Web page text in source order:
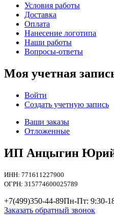
Условия работы
Доставка
Оплата
Нанесение логотипа
Наши работы
Вопросы-ответы
Моя учетная
Войти
Создать учетную запись
Ваши заказы
Отложенные
ИП Анцыгин Юрий
ИНН: 771611227900
ОГРН: 315774600025789
+7(499)350-44-89Пн-Пт: 9:30-
Заказать обратный звонок